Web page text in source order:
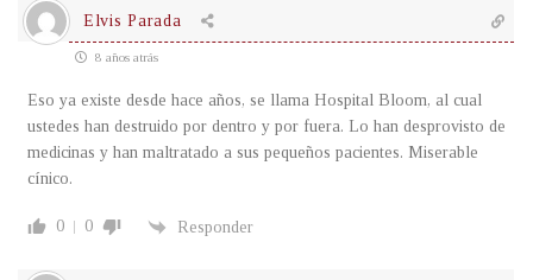
Elvis Parada
8 años atrás
Eso ya existe desde hace años, se llama Hospital Bloom, al cual
ustedes han destruido por dentro y por fuera. Lo han desprovisto de
medicinas y han maltratado a sus pequeños pacientes. Miserable
cínico.
0 0 Responder